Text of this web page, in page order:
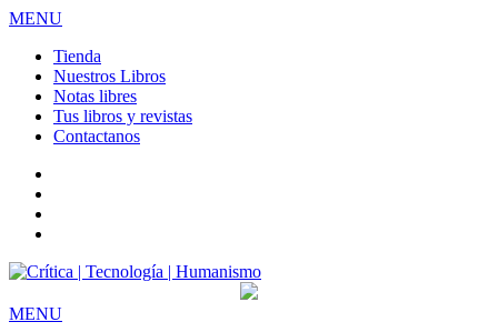
MENU
Tienda
Nuestros Libros
Notas libres
Tus libros y revistas
Contactanos
MENU